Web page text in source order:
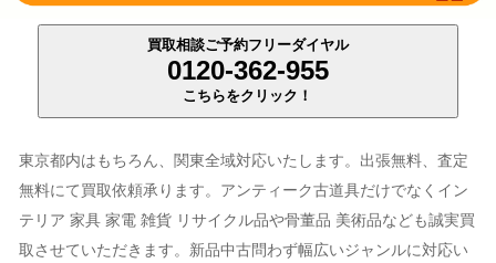
買取相談ご予約フリーダイヤル
0120-362-955
こちらをクリック！
東京都内はもちろん、関東全域対応いたします。出張無料、査定
無料にて買取依頼承ります。アンティーク古道具だけでなくイン
テリア 家具 家電 雑貨 リサイクル品や骨董品 美術品なども誠実買
取させていただきます。新品中古問わず幅広いジャンルに対応い